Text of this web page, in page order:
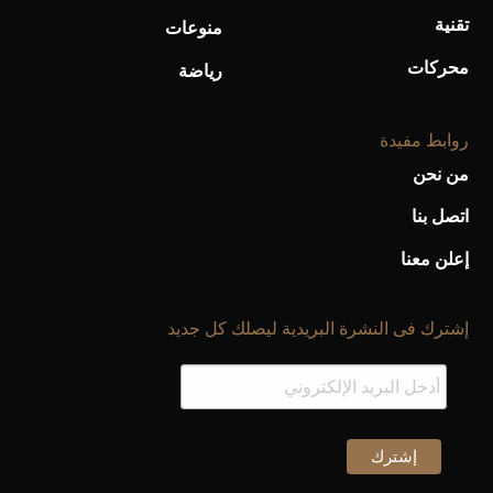
تقنية
محركات
منوعات
رياضة
روابط مفيدة
من نحن
اتصل بنا
إعلن معنا
إشترك فى النشرة البريدية ليصلك كل جديد